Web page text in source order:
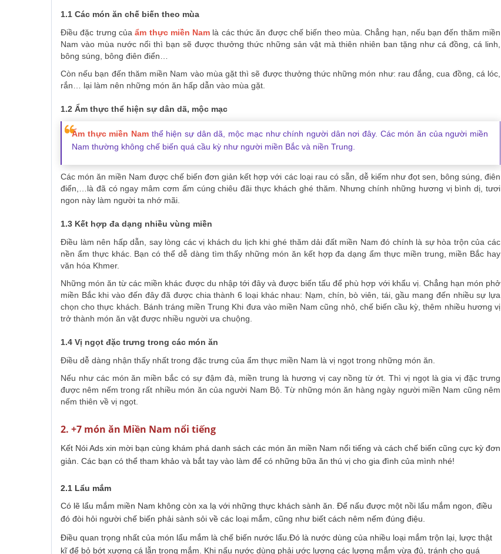
1.1 Các món ăn chế biến theo mùa
Điều đặc trưng của ẩm thực miền Nam là các thức ăn được chế biến theo mùa. Chẳng hạn, nếu bạn đến thăm miền
Nam vào mùa nước nổi thì bạn sẽ được thưởng thức những sản vật mà thiên nhiên ban tặng như cá đồng, cá linh,
bông súng, bông điên điển…
Còn nếu bạn đến thăm miền Nam vào mùa gặt thì sẽ được thưởng thức những món như: rau đắng, cua đồng, cá lóc,
rắn… lại làm nên những món ăn hấp dẫn vào mùa gặt.
1.2 Ẩm thực thể hiện sự dân dã, mộc mạc
Ẩm thực miền Nam thể hiện sự dân dã, mộc mạc như chính người dân nơi đây. Các món ăn của người miền
Nam thường không chế biến quá cầu kỳ như người miền Bắc và niền Trung.
Các món ăn miền Nam được chế biến đơn giản kết hợp với các loại rau có sẵn, dễ kiếm như đọt sen, bông súng, điên
điển,…là đã có ngay mâm cơm ấm cúng chiêu đãi thực khách ghé thăm. Nhưng chính những hương vị bình dị, tươi
ngon này làm người ta nhớ mãi.
1.3 Kết hợp đa dạng nhiều vùng miền
Điều làm nên hấp dẫn, say lòng các vị khách du lịch khi ghé thăm dải đất miền Nam đó chính là sự hòa trộn của các
nền ẩm thực khác. Bạn có thể dễ dàng tìm thấy những món ăn kết hợp đa dạng ẩm thực miền trung, miền Bắc hay
văn hóa Khmer.
Những món ăn từ các miền khác được du nhập tới đây và được biến tấu để phù hợp với khẩu vị. Chẳng hạn món phở
miền Bắc khi vào đến đây đã được chia thành 6 loại khác nhau: Nạm, chín, bò viên, tái, gầu mang đến nhiều sự lựa
chọn cho thực khách. Bánh tráng miền Trung Khi đưa vào miền Nam cũng nhỏ, chế biến cầu kỳ, thêm nhiều hương vị
trở thành món ăn vặt được nhiều người ưa chuộng.
1.4 Vị ngọt đặc trưng trong các món ăn
Điều dễ dàng nhận thấy nhất trong đặc trưng của ẩm thực miền Nam là vị ngọt trong những món ăn.
Nếu như các món ăn miền bắc có sự đậm đà, miền trung là hương vị cay nồng từ ớt. Thì vị ngọt là gia vị đặc trưng
được nêm nếm trong rất nhiều món ăn của người Nam Bộ. Từ những món ăn hàng ngày người miền Nam cũng nêm
nếm thiên về vị ngọt.
2. +7 món ăn Miền Nam nổi tiếng
Kết Nói Ads xin mời bạn cùng khám phá danh sách các món ăn miền Nam nổi tiếng và cách chế biến cũng cực kỳ đơn
giản. Các bạn có thể tham khảo và bắt tay vào làm để có những bữa ăn thú vị cho gia đình của mình nhé!
2.1 Lẩu mắm
Có lẽ lẩu mắm miền Nam không còn xa lạ với những thực khách sành ăn. Để nấu được một nồi lẩu mắm ngon, điều
đó đòi hỏi người chế biến phải sành sỏi về các loại mắm, cũng như biết cách nêm nếm đúng điệu.
Điều quan trọng nhất của món lẩu mắm là chế biến nước lẩu.Đó là nước dùng của nhiều loại mắm trộn lại, lược thật
kĩ để bỏ bớt xương cá lẫn trong mắm. Khi nấu nước dùng phải ước lượng các lượng mắm vừa đủ, tránh cho quá